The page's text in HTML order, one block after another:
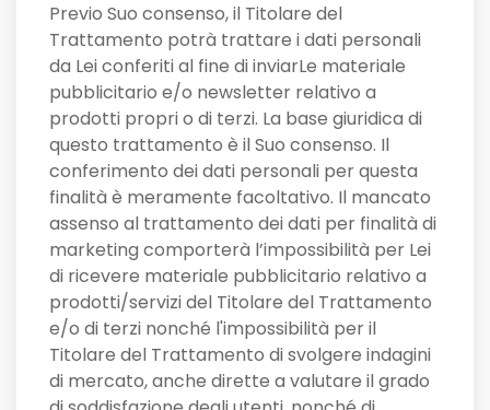
Previo Suo consenso, il Titolare del
Trattamento potrà trattare i dati personali
da Lei conferiti al fine di inviarLe materiale
pubblicitario e/o newsletter relativo a
prodotti propri o di terzi. La base giuridica di
questo trattamento è il Suo consenso. Il
conferimento dei dati personali per questa
finalità è meramente facoltativo. Il mancato
assenso al trattamento dei dati per finalità di
marketing comporterà l’impossibilità per Lei
di ricevere materiale pubblicitario relativo a
prodotti/servizi del Titolare del Trattamento
e/o di terzi nonché l'impossibilità per il
Titolare del Trattamento di svolgere indagini
di mercato, anche dirette a valutare il grado